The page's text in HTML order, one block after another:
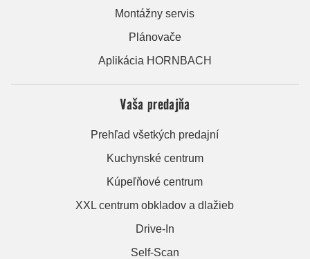
Montážny servis
Plánovače
Aplikácia HORNBACH
Vaša predajňa
Prehľad všetkých predajní
Kuchynské centrum
Kúpeľňové centrum
XXL centrum obkladov a dlažieb
Drive-In
Self-Scan